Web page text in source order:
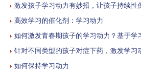
激发孩子学习动力有妙招，让孩子持续性
高效学习的催化剂：学习动力
如何激发青春期孩子的学习动力？基于学
针对不同类型的孩子对症下药，激发学习
如何保持学习动力